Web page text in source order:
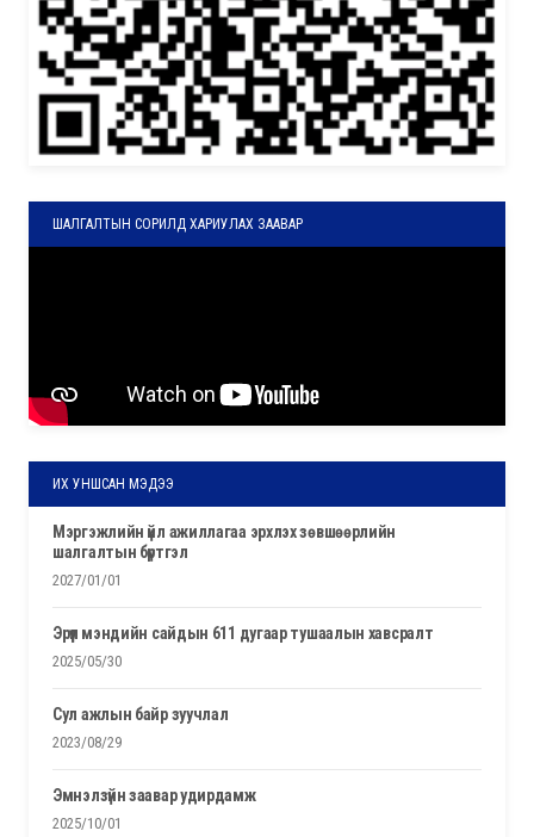
ШАЛГАЛТЫН СОРИЛД ХАРИУЛАХ ЗААВАР
ИХ УНШСАН МЭДЭЭ
мэргэжлийн үйл ажиллагаа эрхлэх зөвшөөрлийн
шалгалтын бүртгэл
2027/01/01
эрүүл мэндийн сайдын 611 дугаар тушаалын хавсралт
2025/05/30
сул ажлын байр зуучлал
2023/08/29
эмнэлзүйн заавар удирдамж
2025/10/01